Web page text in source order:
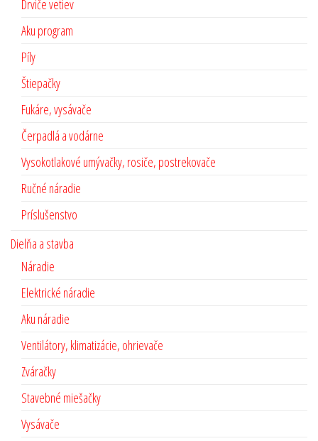
Drviče vetiev
Aku program
Píly
Štiepačky
Fukáre, vysávače
Čerpadlá a vodárne
Vysokotlakové umývačky, rosiče, postrekovače
Ručné náradie
Príslušenstvo
Dielňa a stavba
Náradie
Elektrické náradie
Aku náradie
Ventilátory, klimatizácie, ohrievače
Zváračky
Stavebné miešačky
Vysávače